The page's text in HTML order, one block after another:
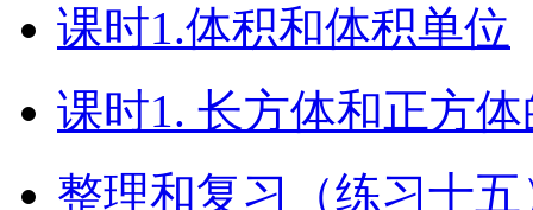
课时1.体积和体积单位
课时1. 长方体和正方
整理和复习（练习十五